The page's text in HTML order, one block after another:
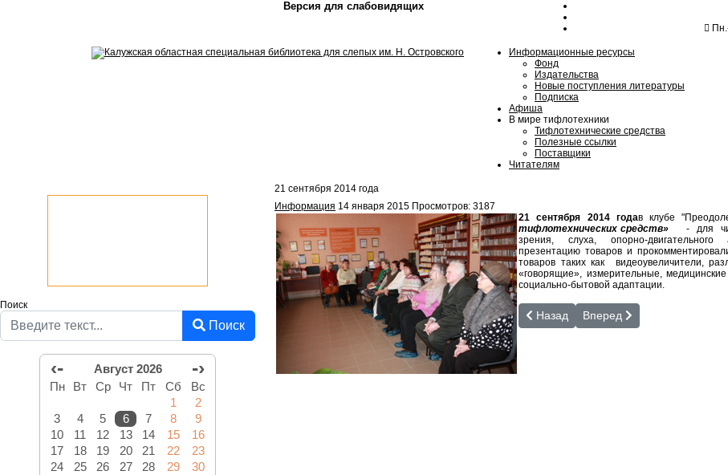
Версия для слабовидящих
Информационные ресурсы
Фонд
Издательства
Новые поступления литературы
Подписка
Афиша
В мире тифлотехники
Тифлотехнические средства
Полезные ссылки
Поставщики
Читателям
Поиск
Поиск
‹- Август 2026 -›
Пн Вт Ср Чт Пт Сб
Вс
1
2
3
4 5 6 7 8
9
10
11 12 13 14 15
16
17
18 19 20 21 22
23
24
25 26 27 28 29
30
21 сентября 2014 года
Информация 14 января 2015 Просмотров: 3187
21 сентября 2014 годав клубе
тифлотехнических средств» - для
зрения, слуха, опорно-
презентацию товаров и
товаров таких как видеоувеличители,
«говорящие», измерительные,
социально-бытовой адаптации.
Предыдущий: Православные
Назад Следующий: 17 июня 2014
Вперед